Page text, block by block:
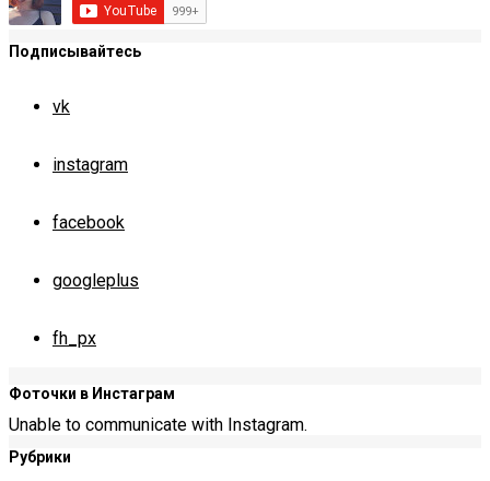
Подписывайтесь
vk
instagram
facebook
googleplus
fh_px
Фоточки в Инстаграм
Unable to communicate with Instagram.
Рубрики